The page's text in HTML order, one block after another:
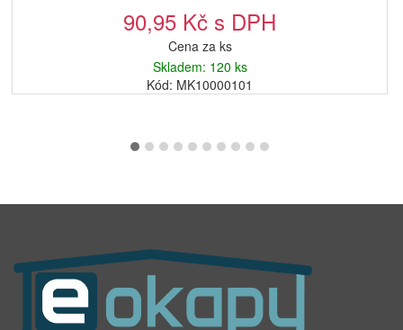
90,95 Kč s DPH
Cena za ks
Skladem: 120 ks
Kód: MK10000101